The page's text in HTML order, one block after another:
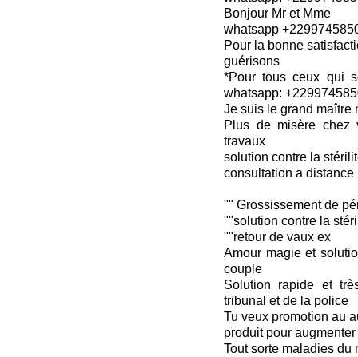
Bonjour Mr et Mme
whatsapp
Pour la bonne
guérisons
*Pour tous ceux qui
whatsapp:
Je suis le grand maître
Plus de misère chez
travaux
solution contre la
consultation a distance
"" Grossissement de
""solution contre la
""retour de vaux ex
Amour magie et
couple
Solution rapide et
tribunal et de la police
Tu veux promotion au
produit pour
Tout sorte maladies du